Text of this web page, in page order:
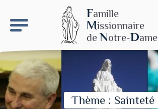
Famille
Missionnaire
de Notre-Dame
Faire un don
Thème : Sainteté